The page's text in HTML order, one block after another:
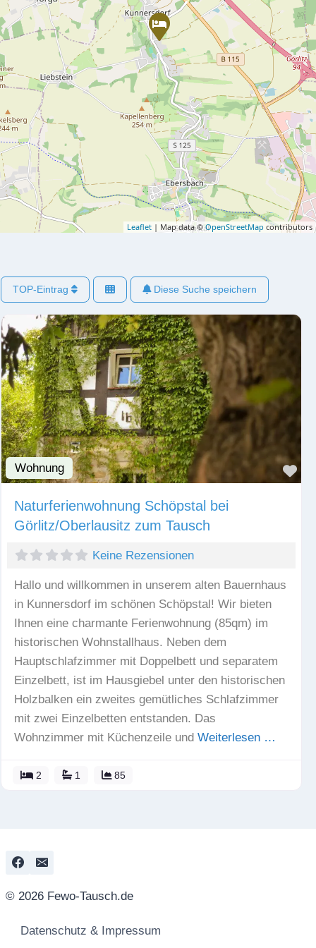
Leaflet | Map data ©OpenStreetMap contributors
TOP-Eintrag Diese Suche speichern
Wohnung
Naturferienwohnung Schöpstal bei
Görlitz/Oberlausitz zum Tausch
Keine Rezensionen
Hallo und willkommen in unserem alten Bauernhaus
in Kunnersdorf im schönen Schöpstal! Wir bieten
Ihnen eine charmante Ferienwohnung (85qm) im
historischen Wohnstallhaus. Neben dem
Hauptschlafzimmer mit Doppelbett und separatem
Einzelbett, ist im Hausgiebel unter den historischen
Holzbalken ein zweites gemütliches Schlafzimmer
mit zwei Einzelbetten entstanden. Das
Wohnzimmer mit Küchenzeile und Weiterlesen …
2 1 85
© 2026 Fewo-Tausch.de
Datenschutz & Impressum